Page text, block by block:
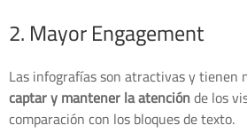
2. Mayor Engagement
Las infografías son atractivas y tienen
captar y mantener la atenciónde los
comparación con los bloques de texto.